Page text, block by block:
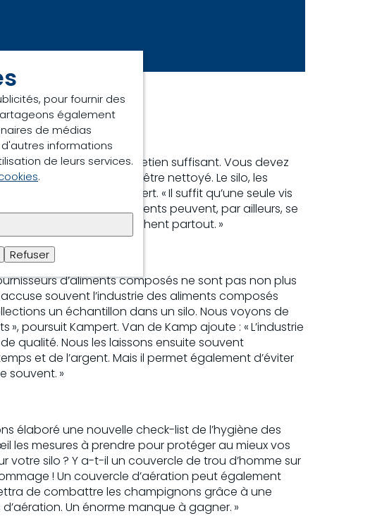
pour fournir des
également
de médias
informations
de leurs services.
.
Refuser
fait pas l’objet d’un entretien suffisant. Vous devez
Tout le circuit doit être nettoyé. Le silo, les
», souligne Kampert. « Il suffit qu’une seule vis
Des résidus d’aliments peuvent, par ailleurs, se
entérobactéries se cachent partout. »
d’aliments composés ne sont pas non plus
souvent l’industrie des aliments composés
un échantillon dans un silo. Nous voyons de
poursuit Kampert. Van de Kamp ajoute : « L’industrie
qualité. Nous les laissons ensuite souvent
et de l’argent. Mais il permet également d’éviter
souvent. »
élaboré une nouvelle check-list de l’hygiène des
les mesures à prendre pour protéger au mieux vos
silo ? Y a-t-il un couvercle de trou d’homme sur
! Un couvercle d’aération peut également
de combattre les champignons grâce à une
Un énorme manque à gagner. »